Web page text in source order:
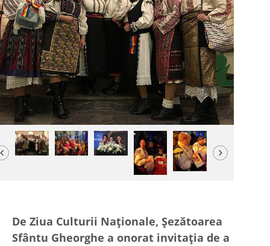
Previous Next
De Ziua Culturii Naționale, Șezătoarea
Sfântu Gheorghe a onorat invitația de a